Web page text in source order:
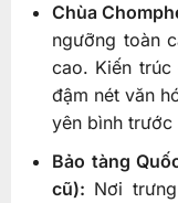
Chùa
ngưỡng toàn
cao. Kiến
đậm nét văn
yên bình trước
Bảo tàng
cũ): Nơi